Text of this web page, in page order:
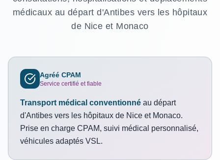
médicaux au départ d'Antibes vers les hôpitaux
de Nice et Monaco
Agréé CPAM
Service certifié et fiable
Transport médical conventionné au départ
d'Antibes vers les hôpitaux de Nice et Monaco.
Prise en charge CPAM, suivi médical personnalisé,
véhicules adaptés VSL.